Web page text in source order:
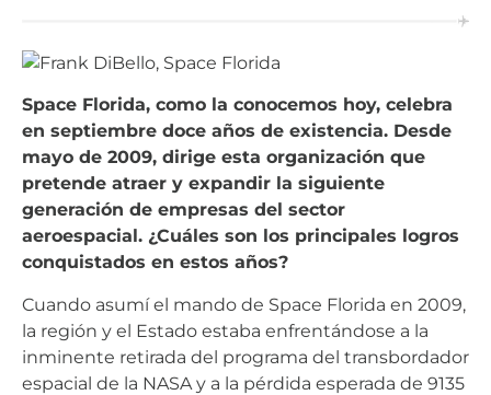
Space Florida, como la conocemos hoy, celebra
en septiembre doce años de existencia. Desde
mayo de 2009, dirige esta organización que
pretende atraer y expandir la siguiente
generación de empresas del sector
aeroespacial. ¿Cuáles son los principales logros
conquistados en estos años?
Cuando asumí el mando de Space Florida en 2009,
la región y el Estado estaba enfrentándose a la
inminente retirada del programa del transbordador
espacial de la NASA y a la pérdida esperada de 9135